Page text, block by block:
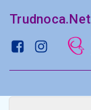
Trudnoca.Net